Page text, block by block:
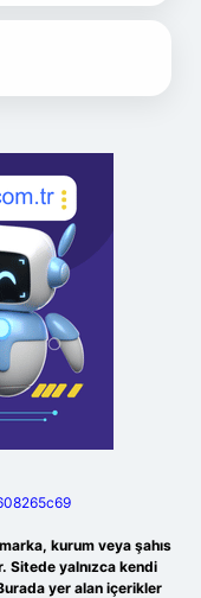
kurum veya şahıs
Sitede yalnızca kendi
yer alan içerikler